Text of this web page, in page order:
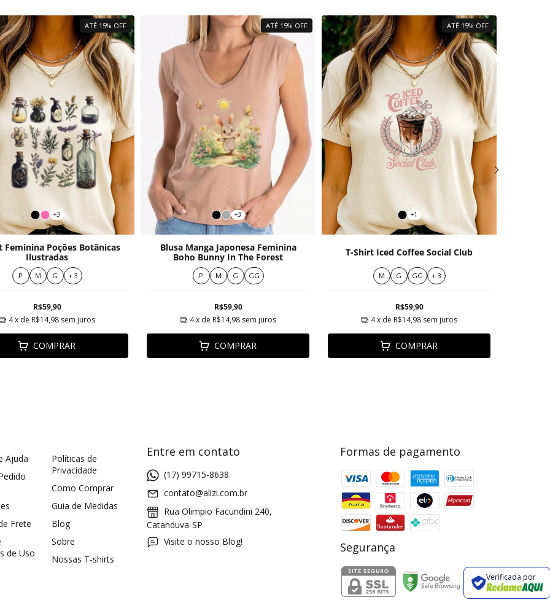
ATÉ 15% OFF
+3
Feminina Poções Botânicas
Ilustradas
P M G + 3
R$59,90
4x de R$14,98 sem juros
COMPRAR
ATÉ 15% OFF
+3
Blusa Manga Japonesa Feminina
Boho Bunny In The Forest
P M G GG
R$59,90
4x de R$14,98 sem juros
COMPRAR
ATÉ 15% OFF
+1
T-Shirt Iced Coffee Social Club
M G GG + 3
R$59,90
4x de R$14,98 sem juros
COMPRAR
Ajuda
Frete
de Uso
Políticas de
Privacidade
Como Comprar
Guia de Medidas
Blog
Sobre
Nossas T-shirts
Entre em contato
(17) 99715-8638
contato@alizi.com.br
Rua Olimpio Facundini 240,
Catanduva-SP
Visite o nosso Blog!
Formas de pagamento
Segurança
Verificada por